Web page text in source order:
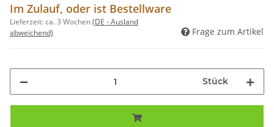
Im Zulauf, oder ist Bestellware
Lieferzeit:ca. 3 Wochen(DE - Ausland
abweichend)
Frage zum Artikel
Stück